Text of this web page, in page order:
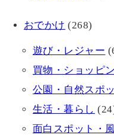
おでかけ (268)
遊び・レジャー
買物・ショッピ
公園・自然スポ
生活・暮らし
面白スポット・